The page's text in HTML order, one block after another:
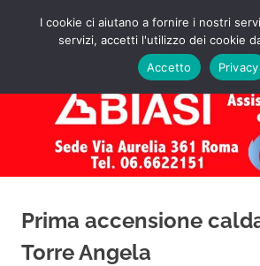
Assistenza
Caldaie
Biasi
Roma
Preventivo!
Prima accensione
Torre Angela
I cookie ci aiutano a fornire i nostri
servizi, accetti l'utilizzo dei cookie
Accetto
Privacy